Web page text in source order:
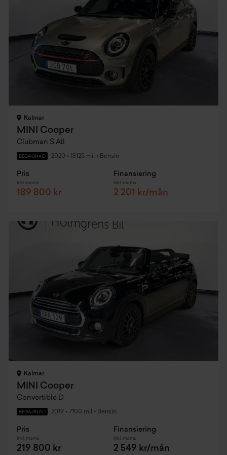
Kalmar
MINI Cooper
Clubman S All
BEGAGNAD 2020 • 13125 mil • Bensin
Pris
Inkl. moms
189 800 kr
Finansiering
Inkl. moms
2 201 kr/mån
Kalmar
MINI Cooper
Convertible D
BEGAGNAD 2019 • 7100 mil • Bensin
Pris
Inkl. moms
219 800 kr
Finansiering
Inkl. moms
2 549 kr/mån